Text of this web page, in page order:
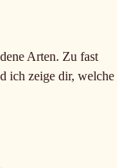
Arten. Zu fast
ich zeige dir, welche